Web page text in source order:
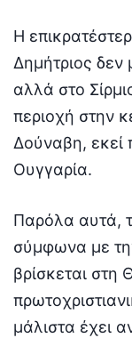
Η
Δημήτριος
αλλά στο
περιοχή στην
Δούναβη, εκεί
Ουγγαρία.
Παρόλα αυτά,
σύμφωνα με
βρίσκεται στη
μάλιστα έχει